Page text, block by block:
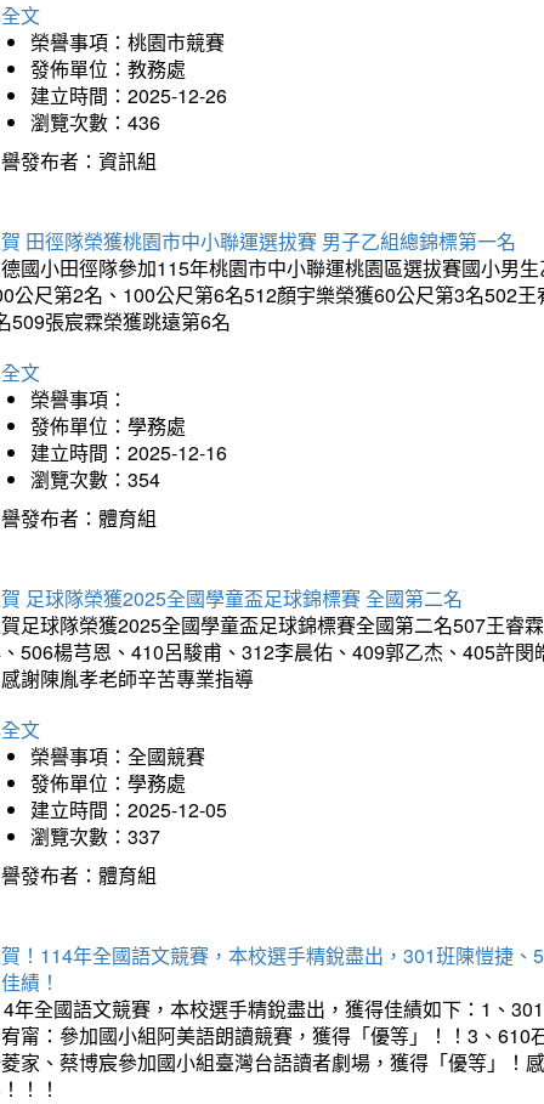
文
榮譽事項：桃園市競賽
發佈單位：教務處
建立時間：2025-12-26
瀏覽次數：436
發布者：資訊組
田徑隊榮獲桃園市中小聯運選拔賽 男子乙組總錦標第一名
國小田徑隊參加115年桃園市中小聯運桃園區選拔賽國小男
公尺第2名、100公尺第6名512顏宇樂榮獲60公尺第3名502
509張宸霖榮獲跳遠第6名
文
榮譽事項：
發佈單位：學務處
建立時間：2025-12-16
瀏覽次數：354
發布者：體育組
足球隊榮獲2025全國學童盃足球錦標賽 全國第二名
足球隊榮獲2025全國學童盃足球錦標賽全國第二名507王睿
506楊芎恩、410呂駿甫、312李晨佑、409郭乙杰、405許
謝陳胤孝老師辛苦專業指導
文
榮譽事項：全國競賽
發佈單位：學務處
建立時間：2025-12-05
瀏覽次數：337
發布者：體育組
！114年全國語文競賽，本校選手精銳盡出，301班陳愷捷
績！
年全國語文競賽，本校選手精銳盡出，獲得佳績如下：1、
甯：參加國小組阿美語朗讀競賽，獲得「優等」！！3、
家、蔡博宸參加國小組臺灣台語讀者劇場，獲得「優等」！
！！